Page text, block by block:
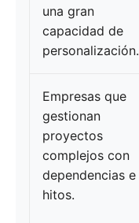
una gran
capacidad de
personalización.
Empresas que
gestionan
proyectos
complejos con
dependencias e
hitos.